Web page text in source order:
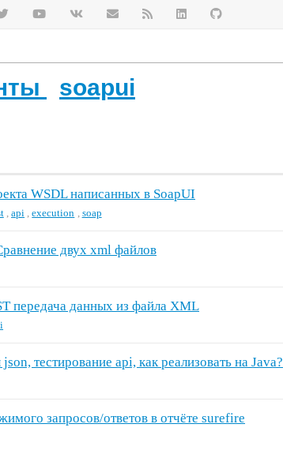
soapui
WSDL написанных в SoapUI
,api ,execution , soap
двух xml файлов
передача данных из файла XML
тестирование api, как реализовать на Java?
запросов/ответов в отчёте surefire